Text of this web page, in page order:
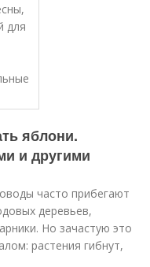
для
яблони.
и другими
часто прибегают
деревьев,
Но зачастую это
растения гибнут,